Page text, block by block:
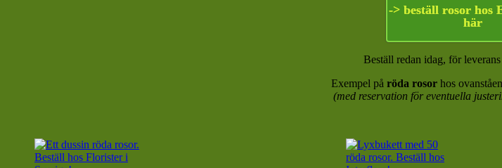
-> beställ rosor hos
här
Beställ redan idag, för
Exempel på röda rosor hos
(med reservation för eventuella